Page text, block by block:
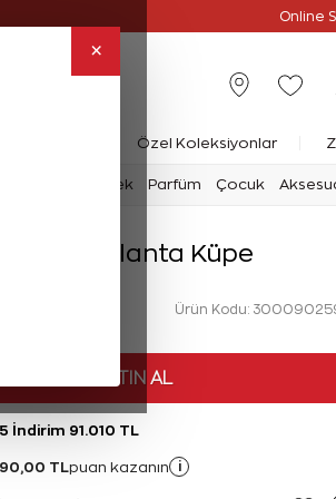
×
Online
Yüzük Özel Koleksiyonlar
Erkek Parfüm Çocuk
Karat Pırlanta Küpe
Ürün Kodu:
HEMEN SATIN AL
İndirim 91.010 TL
TL puan kazanın i